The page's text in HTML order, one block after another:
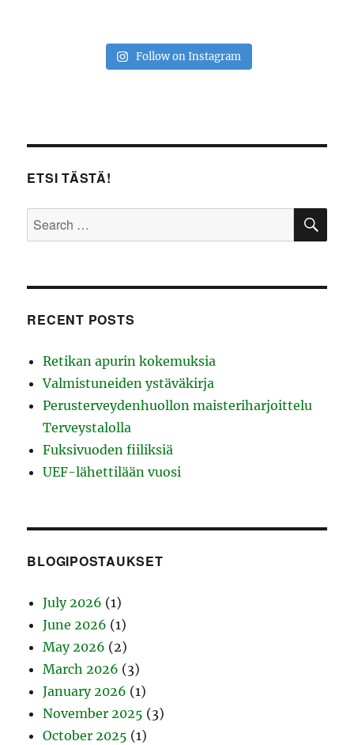
Follow on Instagram
ETSI TÄSTÄ!
Search
for:
RECENT POSTS
Retikan apurin kokemuksia
Valmistuneiden ystäväkirja
Perusterveydenhuollon maisteriharjoittelu
Terveystalolla
Fuksivuoden fiiliksiä
UEF-lähettilään vuosi
BLOGIPOSTAUKSET
July 2026 (1)
June 2026 (1)
May 2026 (2)
March 2026 (3)
January 2026 (1)
November 2025 (3)
October 2025 (1)